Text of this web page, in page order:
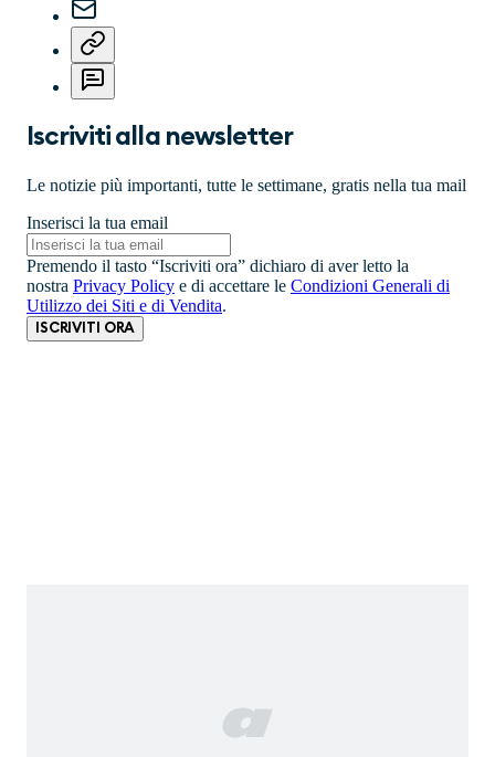
Iscriviti alla newsletter
Le notizie più importanti, tutte le settimane, gratis nella tua mail
Inserisci la tua email
Premendo il tasto “Iscriviti ora” dichiaro di aver letto la
nostra Privacy Policy e di accettare le Condizioni Generali di
Utilizzo dei Siti e di Vendita.
ISCRIVITI ORA